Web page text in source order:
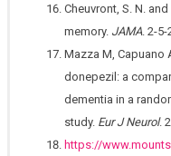
Cheuvront, S. N.
memory. JAMA . 2-
Mazza M, Capuano
donepezil: a
dementia in a
study. Eur J Neurol.
https://